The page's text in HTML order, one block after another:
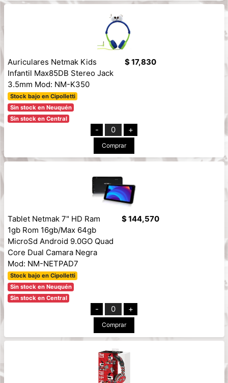
Auriculares Netmak Kids
Infantil Max85DB Stereo Jack
3.5mm Mod: NM-K350
Stock bajo en Cipolletti
Sin stock en Neuquén
Sin stock en Central
$ 17,830
- 0 +
Comprar
Tablet Netmak 7" HD Ram
1gb Rom 16gb/Max 64gb
MicroSd Android 9.0GO Quad
Core Dual Camara Negra
Mod: NM-NETPAD7
Stock bajo en Cipolletti
Sin stock en Neuquén
Sin stock en Central
$ 144,570
- 0 +
Comprar